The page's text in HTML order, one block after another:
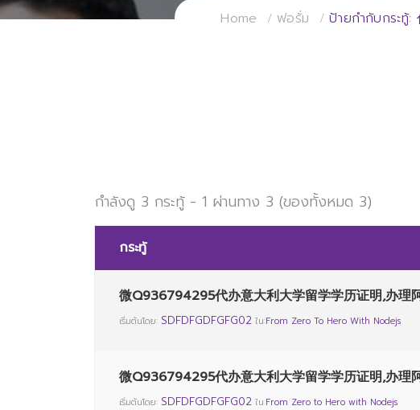
Home ฟอรั่ม ป้ายกำกับกระทู้
กำลังดู 3 กระทู้ - 1 ผ่านทาง 3 (ของทั้งหมด 3)
กระทู้
微Q936794295代办意大利大学留学学历证明,办理
เริ่มต้นโดย: SDFDFGDFGFG02 ใน:From Zero To Hero With Nodejs
微Q936794295代办意大利大学留学学历证明,办理
เริ่มต้นโดย: SDFDFGDFGFG02 ใน:From Zero to Hero with Nodejs